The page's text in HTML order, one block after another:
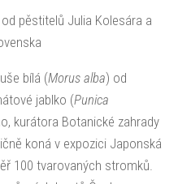
pěstitelů Julia Kolesára a
bílá (Morus alba) od
jablko (Punica
kurátora Botanické zahrady
koná v expozici Japonská
100 tvarovaných stromků.